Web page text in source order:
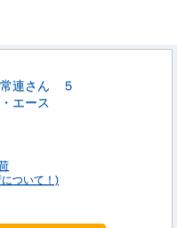
常連さん ５
エース
ついて！)